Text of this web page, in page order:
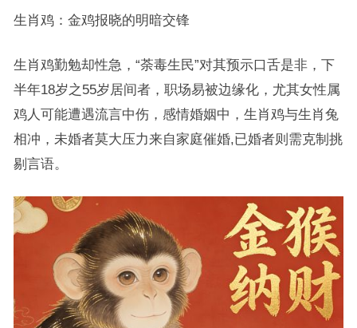
生肖鸡：金鸡报晓的明暗交锋
生肖鸡勤勉却性急，“荼毒生民”对其预示口舌是非，下
半年18岁之55岁居间者，职场易被边缘化，尤其女性属
鸡人可能遭遇流言中伤，感情婚姻中，生肖鸡与生肖兔
相冲，未婚者莫大压力来自家庭催婚,已婚者则需克制挑
剔言语。